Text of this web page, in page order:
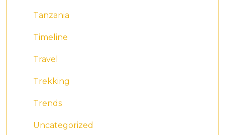
Tanzania
Timeline
Travel
Trekking
Trends
Uncategorized